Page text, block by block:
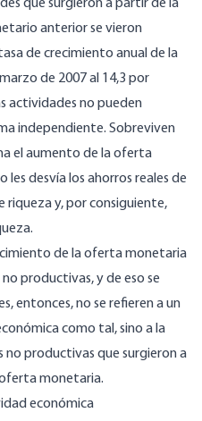
que surgieron a partir de la
anterior se vieron
de crecimiento anual de la
de 2007 al 14,3 por
actividades no pueden
independiente. Sobreviven
el aumento de la oferta
desvía los ahorros reales de
riqueza y, por consiguiente,
de la oferta monetaria
productivas, y de eso se
entonces, no se refieren a un
como tal, sino a la
no productivas que surgieron a
monetaria.
económica